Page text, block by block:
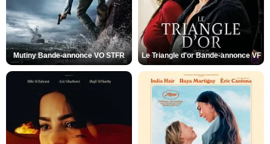
Mutiny Bande-annonce VO STFR Le Triangle d'or Bande-annonce VF